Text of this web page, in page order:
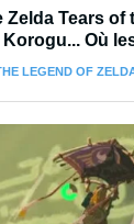
Zelda Tears of
Où